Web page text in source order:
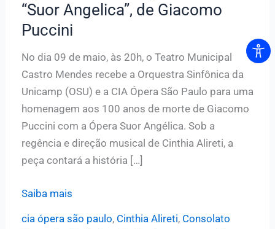
“Suor Angelica”, de Giacomo
Puccini
No dia 09 de maio, às 20h, o Teatro Municipal
Castro Mendes recebe a Orquestra Sinfônica da
Unicamp (OSU) e a CIA Ópera São Paulo para uma
homenagem aos 100 anos de morte de Giacomo
Puccini com a Ópera Suor Angélica. Sob a
regência e direção musical de Cinthia Alireti, a
peça contará a história […]
Sinfônica
Saiba mais
cia ópera são paulo, Cinthia Alireti, Consolato